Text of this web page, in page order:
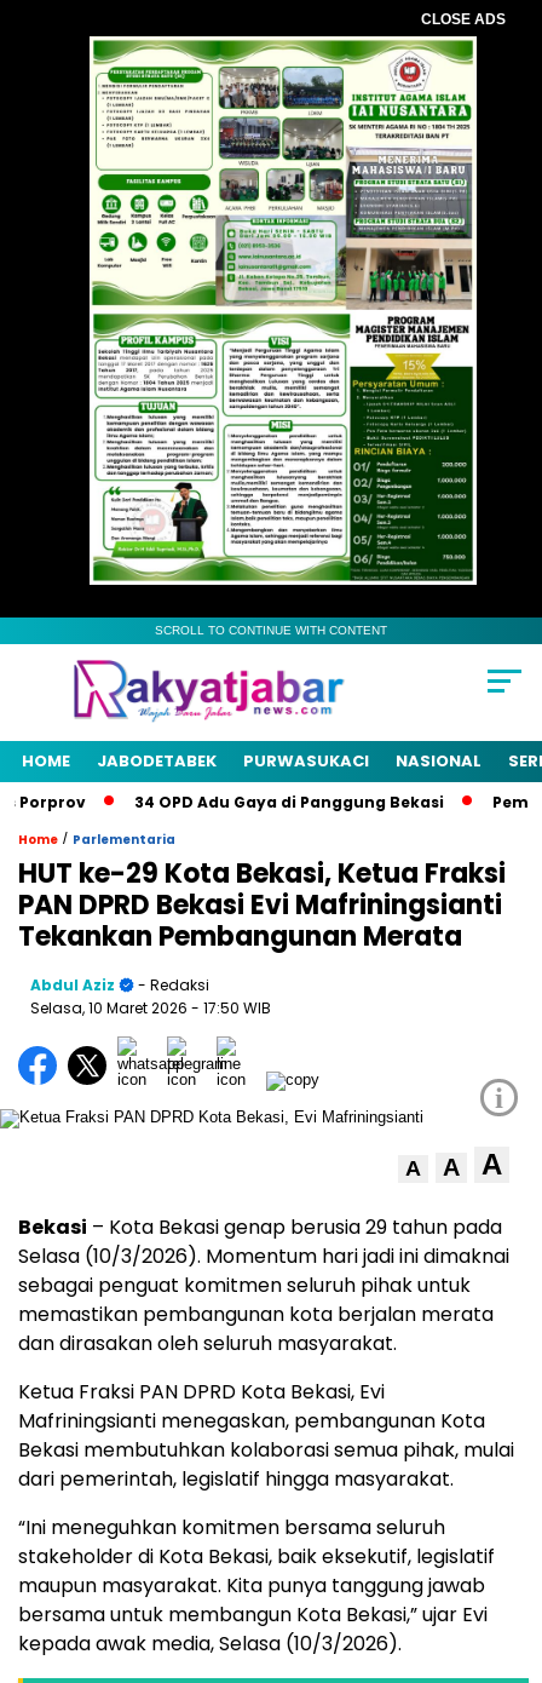
CLOSE ADS
SCROLL TO CONTINUE WITH CONTENT
HOME JABODETABEK PURWASUKACI NASIONAL
34 OPD Adu Gaya di Panggung Bekasi Pemkab
Home / Parlementaria
HUT ke-29 Kota Bekasi, Ketua Fraksi
PAN DPRD Bekasi Evi Mafriningsianti
Tekankan Pembangunan Merata
Abdul Aziz
- Redaksi
Selasa, 10 Maret 2026 - 17:50 WIB
i
A A A
Bekasi – Kota Bekasi genap berusia 29 tahun pada
Selasa (10/3/2026). Momentum hari jadi ini dimaknai
sebagai penguat komitmen seluruh pihak untuk
memastikan pembangunan kota berjalan merata
dan dirasakan oleh seluruh masyarakat.
Ketua Fraksi PAN DPRD Kota Bekasi, Evi
Mafriningsianti menegaskan, pembangunan Kota
Bekasi membutuhkan kolaborasi semua pihak, mulai
dari pemerintah, legislatif hingga masyarakat.
“Ini meneguhkan komitmen bersama seluruh
stakeholder di Kota Bekasi, baik eksekutif, legislatif
maupun masyarakat. Kita punya tanggung jawab
bersama untuk membangun Kota Bekasi,” ujar Evi
kepada awak media, Selasa (10/3/2026).